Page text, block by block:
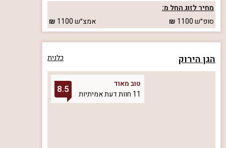
מחיר לזוג החל מ:
סופ״ש1100 אמצ״ש1100
הגן הירוק כלנית
טוב מאוד
11 חוות דעת אמיתיות
8.5